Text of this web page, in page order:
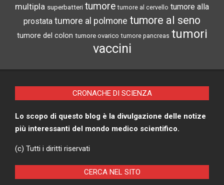
multipla superbatteri tumore tumore al cervello tumore alla
prostata tumore al polmone tumore al seno
tumore del colon tumore ovarico tumore pancreas tumori
vaccini
CRONACHE DI SCIENZA
Lo scopo di questo blog è la divulgazione delle notize
più interessanti del mondo medico scientifico.
(c) Tutti i diritti riservati
CERCA NEL SITO